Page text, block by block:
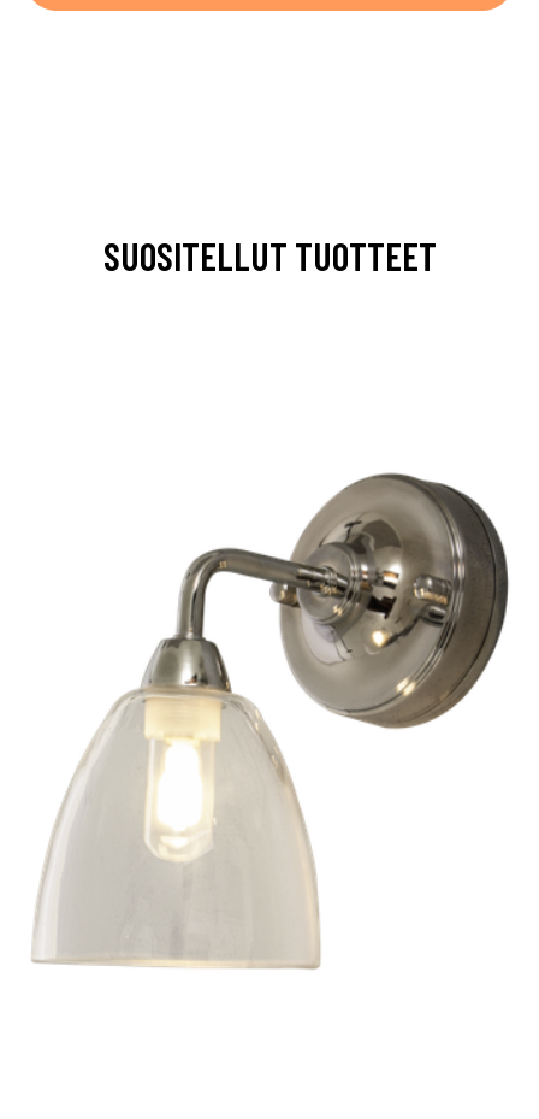
SUOSITELLUT TUOTTEET